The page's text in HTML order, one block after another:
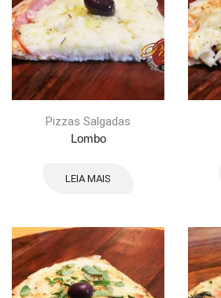
Pizzas Salgadas
Lombo
LEIA MAIS